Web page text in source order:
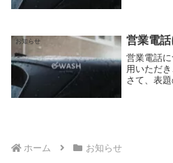
お知らせ 営業電
営業電話
用いただ
さて、表
ホーム お知らせ